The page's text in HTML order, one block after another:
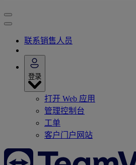
联系销售人员
登录
打开 Web 应用
管理控制台
工单
客户门户网站